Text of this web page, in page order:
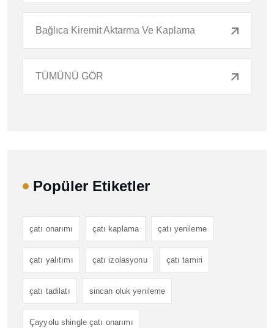
Bağlıca Kiremit Aktarma Ve Kaplama
TÜMÜNÜ GÖR
Popüler Etiketler
çatı onarımı çatı kaplama çatı yenileme
çatı yalıtımı çatı izolasyonu çatı tamiri
çatı tadilatı sincan oluk yenileme
Çayyolu shingle çatı onarımı